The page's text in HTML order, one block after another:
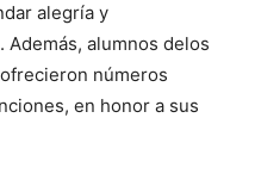
alegría y
alumnos delos
números
en honor a sus